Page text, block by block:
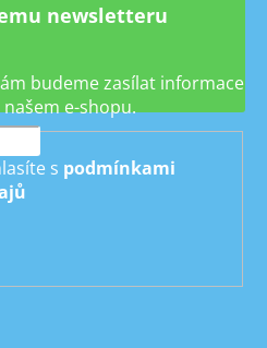
newsletteru
budeme zasílat informace
e-shopu.
s podmínkami